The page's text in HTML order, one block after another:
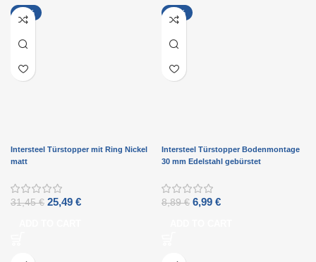
-19%
Intersteel Türstopper mit Ring Nickel
matt
31,45€ 25,49 €
-21%
Intersteel Türstopper Bodenmontage
30 mm Edelstahl gebürstet
8,89€ 6,99 €